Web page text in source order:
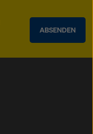
ABSENDEN